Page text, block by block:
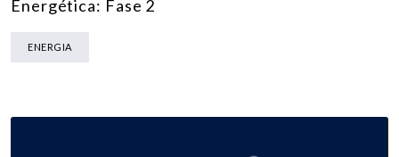
Energética: Fase 2
ENERGIA